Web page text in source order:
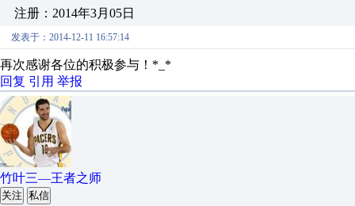
注册：2014年3月05日
发表于：2014-12-11 16:57:14
再次感谢各位的积极参与！*_*
回复 引用 举报
竹叶三—王者之师
关注 私信